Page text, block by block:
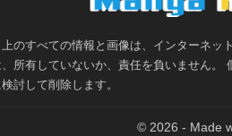
のすべての情報と画像は、インターネッ
所有していないか、責任を負いません。
討して削除します。
© 2026 - Made